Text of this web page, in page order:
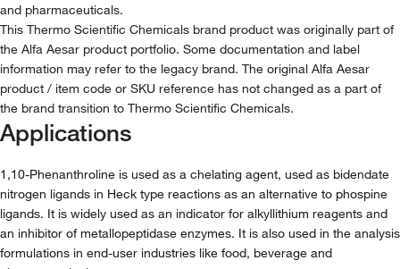
and pharmaceuticals.
This Thermo Scientific Chemicals brand product was originally part of
the Alfa Aesar product portfolio. Some documentation and label
information may refer to the legacy brand. The original Alfa Aesar
product / item code or SKU reference has not changed as a part of
the brand transition to Thermo Scientific Chemicals.
Applications
1,10-Phenanthroline is used as a chelating agent, used as bidendate
nitrogen ligands in Heck type reactions as an alternative to phospine
ligands. It is widely used as an indicator for alkyllithium reagents and
an inhibitor of metallopeptidase enzymes. It is also used in the analysis
formulations in end-user industries like food, beverage and